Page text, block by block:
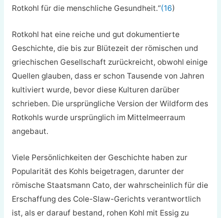
Rotkohl für die menschliche Gesundheit.“(16)
Rotkohl hat eine reiche und gut dokumentierte
Geschichte, die bis zur Blütezeit der römischen und
griechischen Gesellschaft zurückreicht, obwohl einige
Quellen glauben, dass er schon Tausende von Jahren
kultiviert wurde, bevor diese Kulturen darüber
schrieben. Die ursprüngliche Version der Wildform des
Rotkohls wurde ursprünglich im Mittelmeerraum
angebaut.
Viele Persönlichkeiten der Geschichte haben zur
Popularität des Kohls beigetragen, darunter der
römische Staatsmann Cato, der wahrscheinlich für die
Erschaffung des Cole-Slaw-Gerichts verantwortlich
ist, als er darauf bestand, rohen Kohl mit Essig zu